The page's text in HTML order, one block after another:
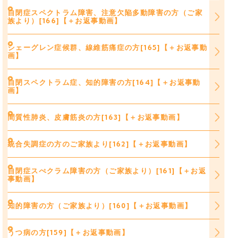
自閉症スペクトラム障害、注意欠陥多動障害の方（ご家
族より）[166]【＋お返事動画】
シェーグレン症候群、線維筋痛症の方[165]【＋お返事動
画】
自閉スペクトラム症、知的障害の方[164]【＋お返事動
画】
間質性肺炎、皮膚筋炎の方[163]【＋お返事動画】
統合失調症の方のご家族より[162]【＋お返事動画】
自閉症スぺクラム障害の方（ご家族より）[161]【＋お返
事動画】
知的障害の方（ご家族より）[160]【＋お返事動画】
うつ病の方[159]【＋お返事動画】